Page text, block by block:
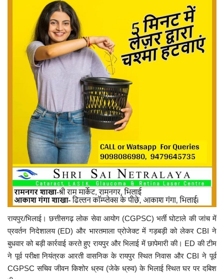
वीडियो
रायपुर/भिलाई। छत्तीसगढ़ लोक सेवा आयोग (CGPSC) भर्ती घोटाले की जांच में
प्रवर्तन निदेशालय (ED) और भारतमाला प्रोजेक्ट में गड़बड़ी को लेकर CBI ने
बुधवार को बड़ी कार्रवाई करते हुए रायपुर और भिलाई में छापेमारी की। ED की टीम
ने पूर्व परीक्षा नियंत्रक आरती वासनिक के रायपुर स्थित निवास और CBI ने पूर्व
CGPSC सचिव जीवन किशोर ध्रुव (जेके ध्रुव) के भिलाई स्थित घर पर दबिश